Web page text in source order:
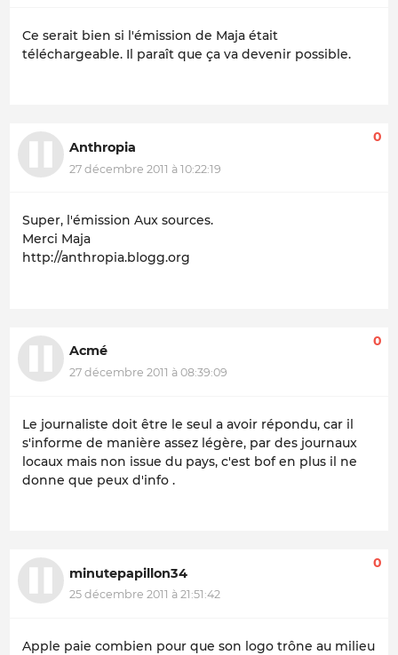
Ce serait bien si l'émission de Maja était
téléchargeable. Il paraît que ça va devenir possible.
Anthropia
27 décembre 2011 à 10:22:19
0
Super, l'émission Aux sources.
Merci Maja
http://anthropia.blogg.org
Acmé
27 décembre 2011 à 08:39:09
0
Le journaliste doit être le seul a avoir répondu, car il
s'informe de manière assez légère, par des journaux
locaux mais non issue du pays, c'est bof en plus il ne
donne que peux d'info .
minutepapillon34
25 décembre 2011 à 21:51:42
0
Apple paie combien pour que son logo trône au milieu